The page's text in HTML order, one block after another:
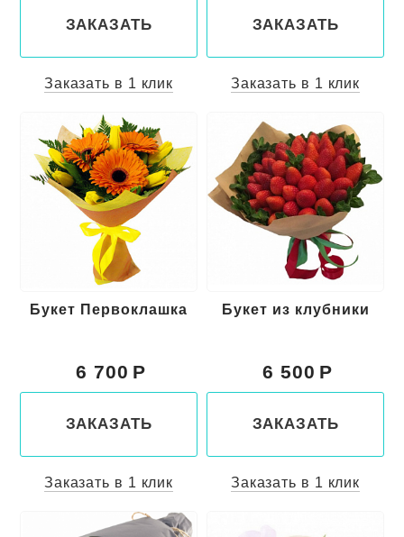
ЗАКАЗАТЬ
Заказать в 1 клик
ЗАКАЗАТЬ
Заказать в 1 клик
Букет Первоклашка
6 700
ЗАКАЗАТЬ
Заказать в 1 клик
Букет из клубники
6 500
ЗАКАЗАТЬ
Заказать в 1 клик